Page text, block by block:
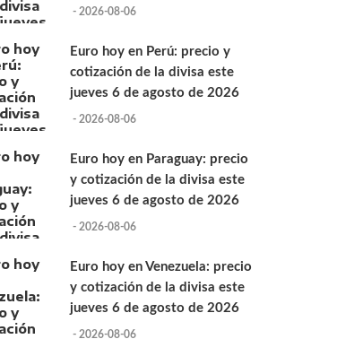
- 2026-08-06
Euro hoy en Perú: precio y
cotización de la divisa este
jueves 6 de agosto de 2026
- 2026-08-06
Euro hoy en Paraguay: precio
y cotización de la divisa este
jueves 6 de agosto de 2026
- 2026-08-06
Euro hoy en Venezuela: precio
y cotización de la divisa este
jueves 6 de agosto de 2026
- 2026-08-06